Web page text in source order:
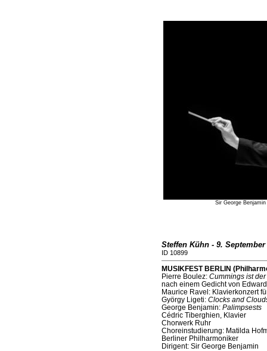
Sir George
Steffen Kühn - 9. September
ID 10899
MUSIKFEST BERLIN
Pierre Boulez: Cummings ist
nach einem Gedicht von
Maurice Ravel: Klavierkonzert
György Ligeti: Clocks and
George Benjamin: Palimpsests
Cédric Tiberghien, Klavier
Chorwerk Ruhr
Choreinstudierung: Matilda
Berliner Philharmoniker
Dirigent: Sir George Benjamin